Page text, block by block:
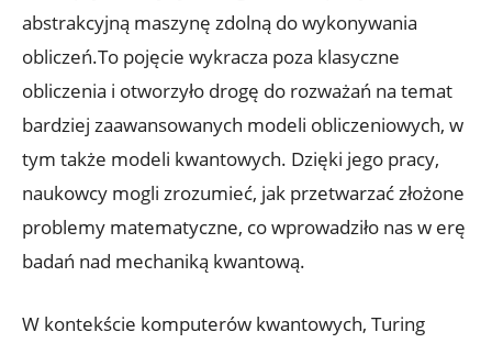
abstrakcyjną maszynę zdolną do wykonywania
obliczeń.To pojęcie wykracza poza klasyczne
obliczenia i otworzyło drogę do rozważań na temat
bardziej zaawansowanych modeli obliczeniowych, w
tym także modeli kwantowych. Dzięki jego pracy,
naukowcy mogli zrozumieć, jak przetwarzać złożone
problemy matematyczne, co wprowadziło nas w erę
badań nad mechaniką kwantową.
W kontekście komputerów kwantowych, Turing